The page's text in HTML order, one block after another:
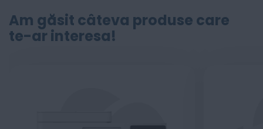
Am găsit câteva produse care
te-ar interesa!